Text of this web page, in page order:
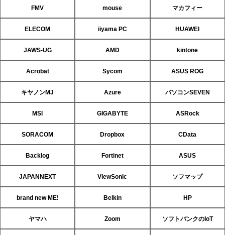
FMV mouse マカフィー
ELECOM iiyama PC HUAWEI
JAWS-UG AMD kintone
Acrobat Sycom ASUS ROG
キヤノンMJ Azure パソコンSEVEN
MSI GIGABYTE ASRock
SORACOM Dropbox CData
Backlog Fortinet ASUS
JAPANNEXT ViewSonic ソフマップ
brand new ME! Belkin HP
ヤマハ Zoom ソフトバンクのIoT